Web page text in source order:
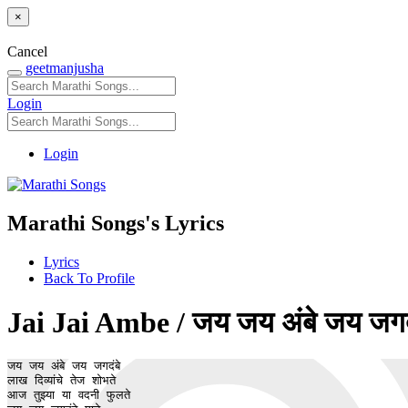
×
Cancel
geetmanjusha
Login
Login
Marathi Songs's Lyrics
Lyrics
Back To Profile
Jai Jai Ambe / जय जय अंबे जय
जय जय अंबे जय जगदंबे
लाख दिव्यांचे तेज शोभते
आज तुझ्या या वदनी फुलते